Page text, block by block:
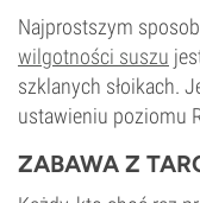
Najprostszym
wilgotności suszu
szklanych słoikach.
ustawieniu poziomu
ZABAWA Z